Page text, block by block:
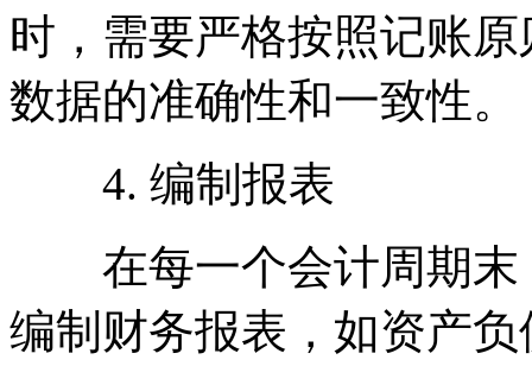
时，需要严格按照记账
数据的准确性和一致性。
4. 编制报表
在每一个会计周期末
编制财务报表，如资产